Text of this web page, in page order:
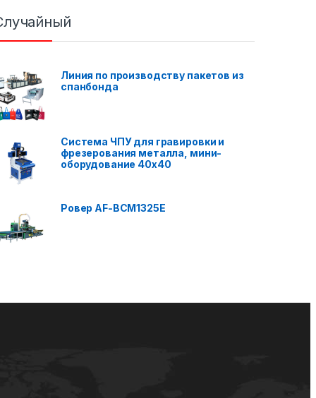
Линия по производству пакетов из
спанбонда
Система ЧПУ для гравировки и
фрезерования металла, мини-
оборудование 40x40
Ровер AF-BCM1325E